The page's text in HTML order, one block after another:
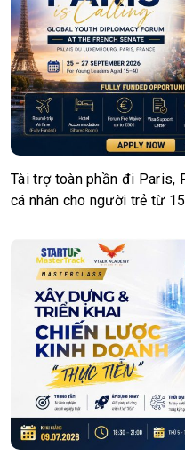
Tài trợ toàn phần đi Paris,
cá nhân cho người trẻ từ